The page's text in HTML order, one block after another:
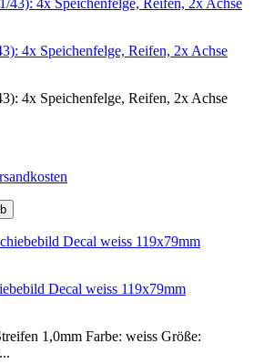
4x Speichenfelge, Reifen, 2x Achse
4x Speichenfelge, Reifen, 2x Achse
Decal weiss 119x79mm
1,0mm Farbe: weiss Größe: